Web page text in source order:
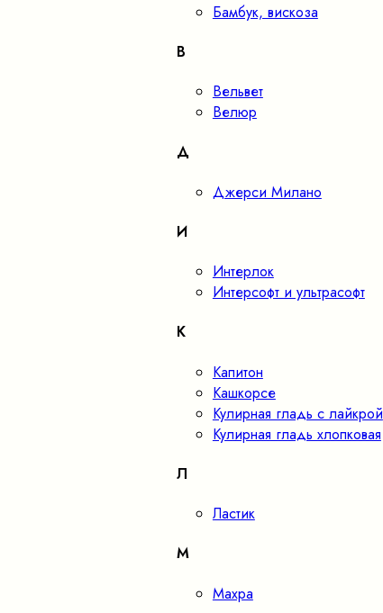
Бамбук, вискоза
В
Вельвет
Велюр
Д
Джерси Милано
И
Интерлок
Интерсофт и ультрасофт
К
Капитон
Кашкорсе
Кулирная гладь с лайкрой
Кулирная гладь хлопковая
Л
Ластик
М
Махра